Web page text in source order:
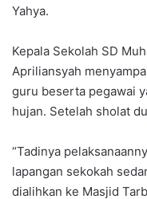
Yahya.
Kepala Sekolah SD
Apriliansyah
guru beserta pegawai
hujan. Setelah sholat
“Tadinya
lapangan sekokah
dialihkan ke Masjid